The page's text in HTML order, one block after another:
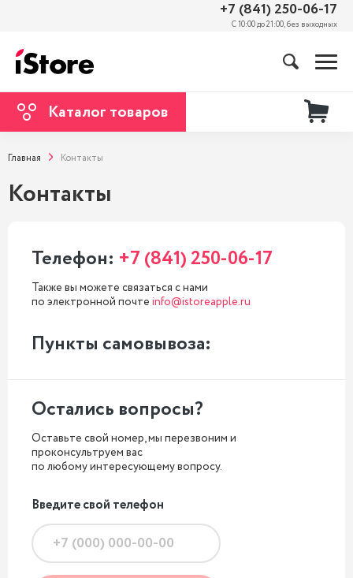
+7 (841) 250-06-17
С 10:00 до 21:00, без выходных
Каталог товаров
Главная Контакты
Контакты
Телефон: +7 (841) 250-06-17
Также вы можете связаться с нами
по электронной почте info@istoreapple.ru
Пункты самовывоза:
Остались вопросы?
Оставьте свой номер, мы перезвоним и
проконсультруем вас
по любому интересующему вопросу.
Введите свой телефон